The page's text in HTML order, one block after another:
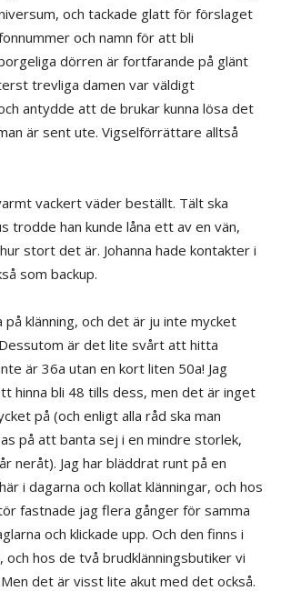
och tackade glatt för förslaget
och namn för att bli
dörren är fortfarande på glänt
trevliga damen var väldigt
antydde att de brukar kunna lösa det
är sent ute. Vigselförrättare alltså
vackert väder beställt. Tält ska
trodde han kunde låna ett av en vän,
stort det är. Johanna hade kontakter i
som backup.
på klänning, och det är ju inte mycket
är det lite svårt att hitta
är 36a utan en kort liten 50a! Jag
hinna bli 48 tills dess, men det är inget
på (och enligt alla råd ska man
på att banta sej i en mindre storlek,
neråt). Jag har bläddrat runt på en
i dagarna och kollat klänningar, och hos
fastnade jag flera gånger för samma
och klickade upp. Och den finns i
och hos de två brudklänningsbutiker vi
Men det är visst lite akut med det också.